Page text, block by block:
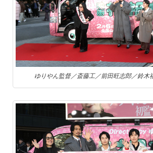
ゆりやん監督／斎藤工／前田旺志郎／鈴木